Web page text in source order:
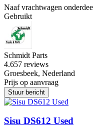
Naaf vrachtwagen
Gebruikt
Schmidt Parts
4.657 reviews
Groesbeek, Nederland
Prijs op aanvraag
Stuur bericht
Sisu DS612 Used